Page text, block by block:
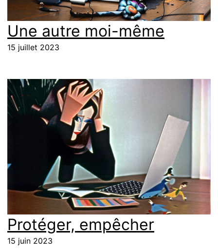
Une autre moi-même
15 juillet 2023
Protéger, empêcher
15 juin 2023